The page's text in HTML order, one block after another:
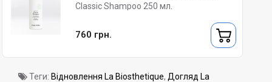
Classic Shampoo 250 мл.
760 грн.
Теги: Відновлення La Biosthetique, Догляд La